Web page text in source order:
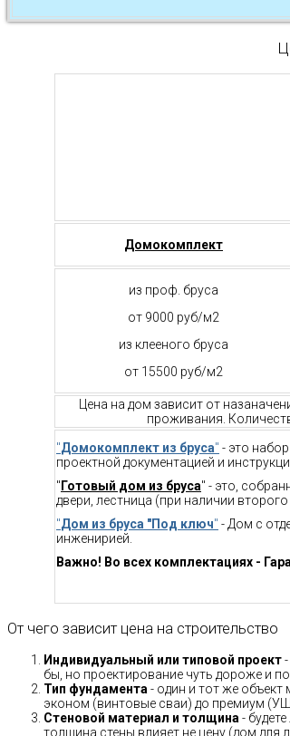
Домокомплект
из проф. бруса
от 9000 руб/м2
из клееного бруса
от 15500 руб/м2
Цена на дом зависит от
проживания.
"Домокомплект из бруса" - это
проектной документацией и
" Готовый дом из бруса" - это,
двери, лестница (при наличии второго
"Дом из бруса "Под ключ" - Дом с
инженирией.
Важно! Во всех комплектациях -
От чего зависит цена на строительство
Индивидуальный или типовой проект
бы, но проектирование чуть дороже и
Тип фундамента - один и тот же
эконом (винтовые сваи) до премиум
Стеновой материал и толщина -
толщина стены влияет не цену (дом